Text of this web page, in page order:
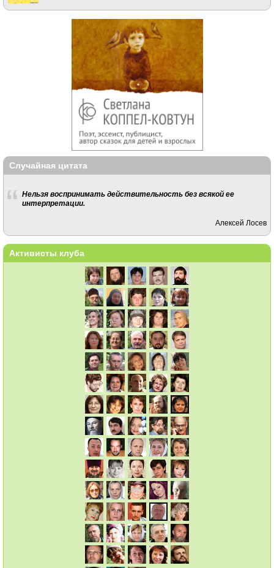
Случайная цитата
Нельзя воспринимать действительность без всякой ее
интерпретации.
Алексей Лосев
Активисты клуба